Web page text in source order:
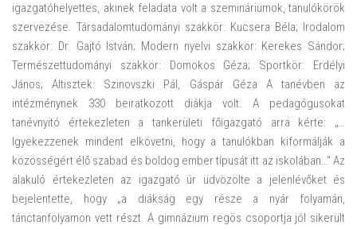
igazgatóhelyettes, akinek feladata volt a szemináriumok, tanulókörök
szervezése. Társadalomtudományi szakkör: Kucsera Béla; Irodalom
szakkör: Dr. Gajtó István; Modern nyelvi szakkör: Kerekes Sándor;
Természettudományi szakkör: Domokos Géza; Sportkör: Erdélyi
János; Altisztek: Szinovszki Pál, Gáspár Géza A tanévben az
intézménynek 330 beiratkozott diákja volt. A pedagógusokat
tanévnyitó értekezleten a tankerületi főigazgató arra kérte: „…
Igyekezzenek mindent elkövetni, hogy a tanulókban kiformálják a
közösségért élő szabad és boldog ember típusát itt az iskolában…” Az
alakuló értekezleten az igazgató úr üdvözölte a jelenlévőket és
bejelentette, hogy „a diákság egy része a nyár folyamán,
tánctanfolyamon vett részt. A gimnázium regös csoportja jól sikerült